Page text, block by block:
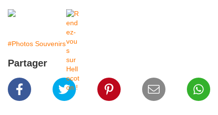
#Photos Souvenirs
Partager